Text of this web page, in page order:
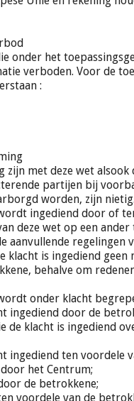
onder het
verboden. Voor de
:
met deze wet alsook
partijen bij
worden, zijn
ingediend door of
deze wet op een
aanvullende regelingen
klacht is ingediend geen
behalve om
onder klacht
ingediend door de
de klacht is ingediend
ingediend ten voordele
het Centrum;
de betrokkene;
voordele van de